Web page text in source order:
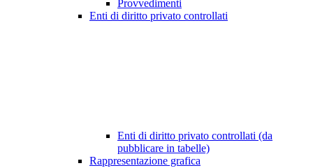
Provvedimenti
Enti di diritto privato controllati
Enti di diritto privato controllati (da
pubblicare in tabelle)
Rappresentazione grafica